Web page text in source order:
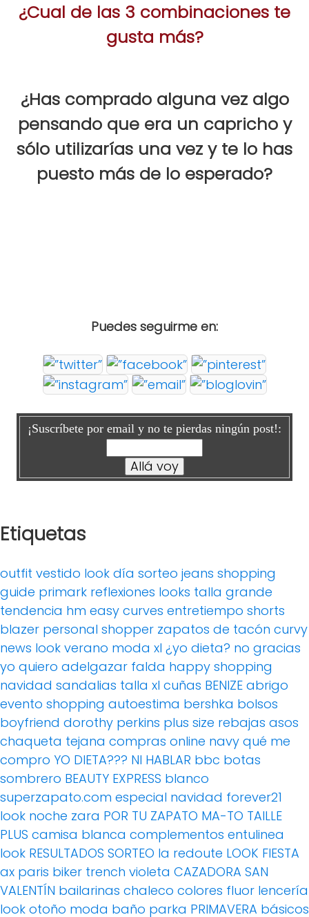
¿Cual de las 3 combinaciones te
gusta más?
¿Has comprado alguna vez algo
pensando que era un capricho y
sólo utilizarías una vez y te lo has
puesto más de lo esperado?
Puedes seguirme en:
¡Suscríbete por email y no te pierdas ningún post!:
Etiquetas
outfit vestido look día sorteo jeans shopping
guide primark reflexiones looks talla grande
tendencia hm easy curves entretiempo shorts
blazer personal shopper zapatos de tacón curvy
news look verano moda xl ¿yo dieta? no gracias
yo quiero adelgazar falda happy shopping
navidad sandalias talla xl cuñas BENIZE abrigo
evento shopping autoestima bershka bolsos
boyfriend dorothy perkins plus size rebajas asos
chaqueta tejana compras online navy qué me
compro YO DIETA??? NI HABLAR bbc botas
sombrero BEAUTY EXPRESS blanco
superzapato.com especial navidad forever21
look noche zara POR TU ZAPATO MA-TO TAILLE
PLUS camisa blanca complementos entulinea
look RESULTADOS SORTEO la redoute LOOK FIESTA
ax paris biker trench violeta CAZADORA SAN
VALENTÍN bailarinas chaleco colores fluor lencería
look otoño moda baño parka PRIMAVERA básicos